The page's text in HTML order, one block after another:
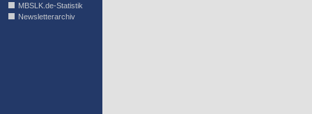
MBSLK.de-Statistik
Newsletterarchiv